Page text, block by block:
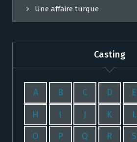
Une affaire turque
Casting
A B C D E
H I J K L
O P Q R S